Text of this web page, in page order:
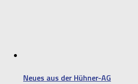
Neues aus der Hühner-AG